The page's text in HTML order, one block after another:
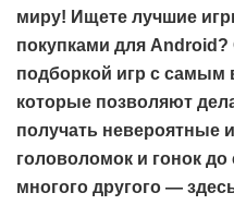
миру! Ищете лучшие
покупками для
подборкой игр с самым
которые позволяют
получать невероятные
головоломок и гонок до
многого другого —